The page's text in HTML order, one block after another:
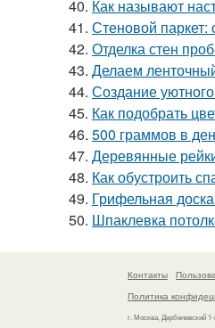
40. Как называют
41. Стеновой
42. Отделка стен
43. Делаем
44. Создание
45. Как подобрать
46. 500 граммов в
47. Деревянные
48. Как обустроить
49. Грифельная
50. Шпаклевка
Контакты
Политика
г. Москва, Дербеневский